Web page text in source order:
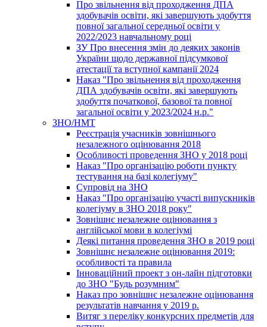
Про звільнення від проходження ДПА
здобувачів освіти, які завершують здобуття
повної загальної середньої освіти у
2022/2023 навчальному році
ЗУ Про внесення змін до деяких законів
України щодо державної підсумкової
атестації та вступної кампанії 2024
Наказ "Про звільнення від проходження
ДПА здобувачів освіти, які завершують
здобуття початкової, базової та повної
загальної освіти у 2023/2024 н.р."
ЗНО/НМТ
Реєстрація учасників зовнішнього
незалежного оцінювання 2018
Особливості проведення ЗНО у 2018 році
Наказ "Про організацію роботи пункту
тестування на базі колегіуму"
Супровід на ЗНО
Наказ "Про організацію участі випускників
колегіуму в ЗНО 2018 року"
Зовнішнє незалежне оцінювання з
англійської мови в колегіумі
Деякі питання проведення ЗНО в 2019 році
Зовнішнє незалежне оцінювання 2019:
особливості та правила
Інноваційний проект з он-лайн підготовки
до ЗНО "Будь розумним"
Наказ про зовнішнє незалежне оцінювання
результатів навчання у 2019 р.
Витяг з переліку конкурсних предметів для